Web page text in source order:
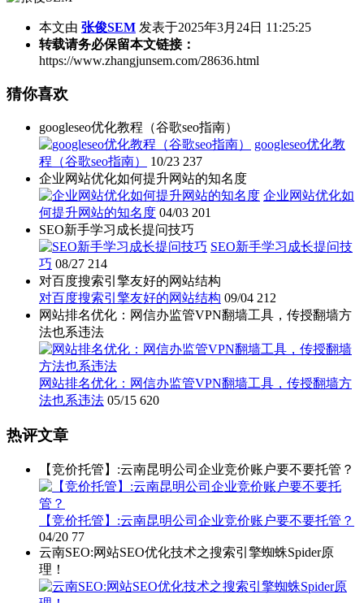
本文由 张俊SEM 发表于2025年3月24日 11:25:25
转载请务必保留本文链接：
https://www.zhangjunsem.com/28636.html
猜你喜欢
googleseo优化教程（谷歌seo指南）
googleseo优化教
程（谷歌seo指南）
10/23 237
企业网站优化如何提升网站的知名度
企业网站优化如
何提升网站的知名度 04/03 201
SEO新手学习成长提问技巧
SEO新手学习成长提问技
巧 08/27 214
对百度搜索引擎友好的网站结构
对百度搜索引擎友好的网站结构 09/04 212
网站排名优化：网信办监管VPN翻墙工具，传授翻墙方
法也系违法
网站排名优化：网信办监管VPN翻墙工具，传授翻墙方
法也系违法 05/15 620
热评文章
【竞价托管】:云南昆明公司企业竞价账户要不要托管？
【竞价托管】:云南昆明公司企业竞价账户要不要托管？
04/20 77
云南SEO:网站SEO优化技术之搜索引擎蜘蛛Spider原
理！